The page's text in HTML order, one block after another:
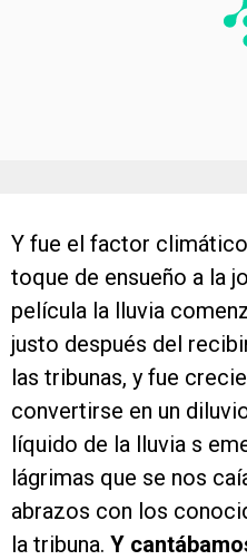
Y fue el factor
toque de ensueño a la
película la lluvia
justo después del
las tribunas, y fue
convertirse en un
líquido de la lluvia s
lágrimas que se nos
abrazos con los
la tribuna. Y